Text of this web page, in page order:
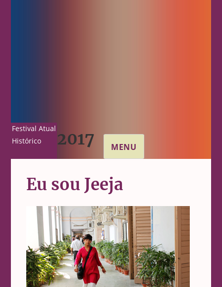
Festival Atual
Histórico
2017 MENU
Eu sou Jeeja